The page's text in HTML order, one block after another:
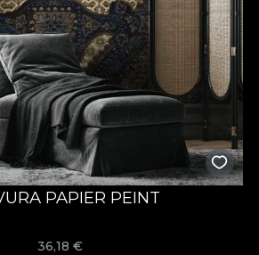
PAPIER PEINT
36,18 €